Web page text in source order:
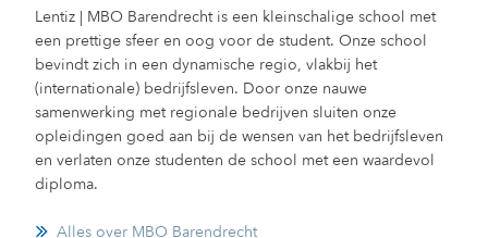
Lentiz | MBO Barendrecht is een kleinschalige school met
een prettige sfeer en oog voor de student. Onze school
bevindt zich in een dynamische regio, vlakbij het
(internationale) bedrijfsleven. Door onze nauwe
samenwerking met regionale bedrijven sluiten onze
opleidingen goed aan bij de wensen van het bedrijfsleven
en verlaten onze studenten de school met een waardevol
diploma.
Alles over MBO Barendrecht